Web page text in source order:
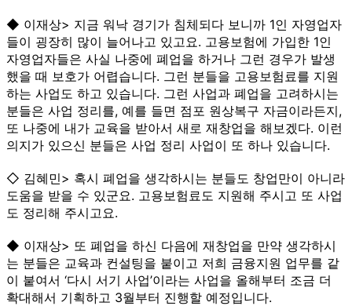
◆ 이재상> 지금 워낙 경기가 침체되다 보니까 1인 자영업자
들이 굉장히 많이 늘어나고 있고요. 고용보험에 가입한 1인
자영업자들은 사실 나중에 폐업을 하거나 그런 경우가 발생
했을 때 보호가 어렵습니다. 그런 분들을 고용보험료를 지원
하는 사업도 하고 있습니다. 그런 사업과 폐업을 고려하시는
분들은 사업 정리를, 예를 들면 점포 원상복구 자금이라든지,
또 나중에 내가 교육을 받아서 새로 재창업을 해보겠다. 이런
의지가 있으신 분들은 사업 정리 사업이 또 하나 있습니다.
◇ 김혜민> 혹시 폐업을 생각하시는 분들도 창업만이 아니라
도움을 받을 수 있군요. 고용보험료도 지원해 주시고 또 사업
도 정리해 주시고요.
◆ 이재상> 또 폐업을 하신 다음에 재창업을 만약 생각하시
는 분들은 교육과 컨설팅을 붙이고 저희 금융지원 업무를 같
이 붙여서 ‘다시 서기 사업’이라는 사업을 올해부터 조금 더
확대해서 기획하고 3월부터 진행할 예정입니다.